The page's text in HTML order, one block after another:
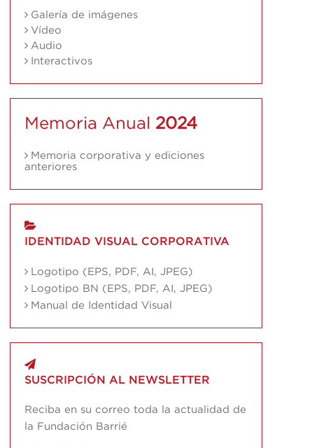
Galería de imágenes
Vídeo
Audio
Interactivos
Memoria Anual 2024
Memoria corporativa y ediciones
anteriores
IDENTIDAD VISUAL CORPORATIVA
Logotipo (EPS, PDF, AI, JPEG)
Logotipo BN (EPS, PDF, AI, JPEG)
Manual de Identidad Visual
SUSCRIPCIÓN AL NEWSLETTER
Reciba en su correo toda la actualidad de
la Fundación Barrié